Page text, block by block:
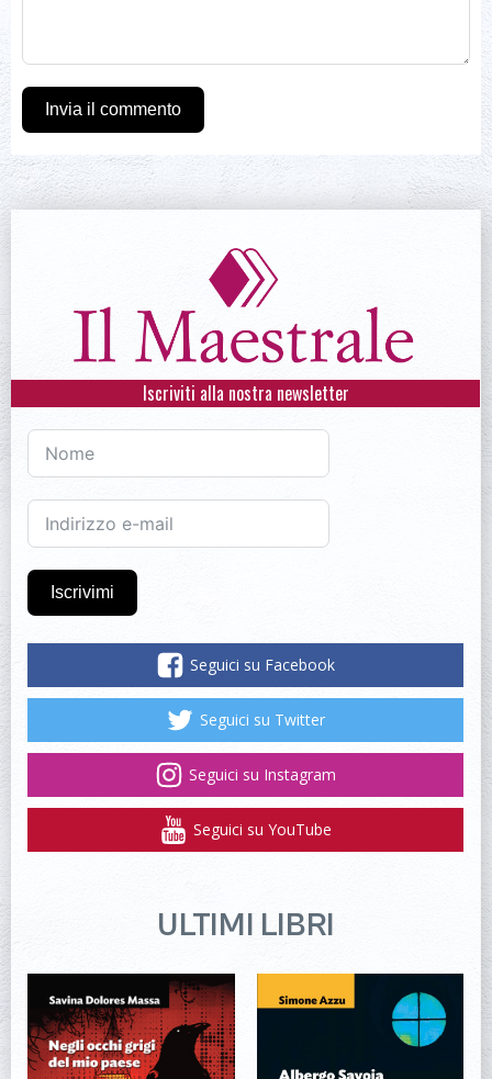
Invia il commento
Iscriviti alla nostra newsletter
Iscrivimi
Seguici su Facebook
Seguici su Twitter
Seguici su Instagram
Seguici su YouTube
ULTIMI LIBRI